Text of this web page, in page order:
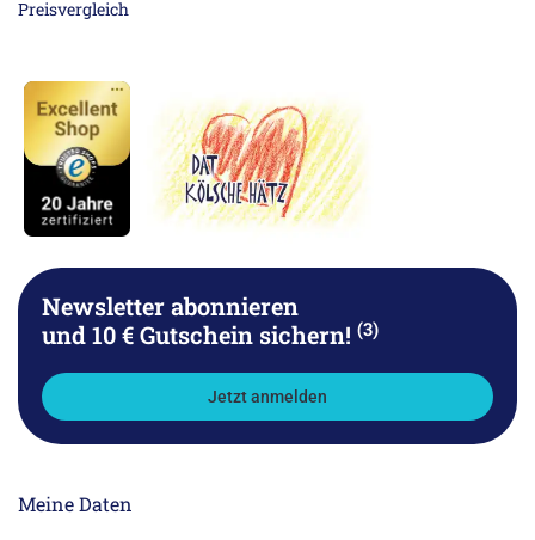
Newsletter abonnieren
und 10 € Gutschein sichern! (3)
Jetzt anmelden
Meine Daten